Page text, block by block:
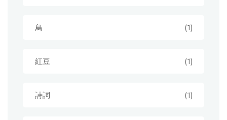
鳥 (1)
紅豆 (1)
詩詞 (1)